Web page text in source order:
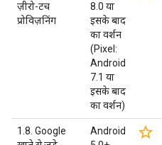
ज़ीरो-टच
प्रोविज़निंग
8.0 या
इसके बाद
का वर्शन
(Pixel:
Android
7.1 या
इसके बाद
का वर्शन)
1.8. Google
Android
star_border